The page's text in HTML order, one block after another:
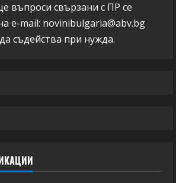
въпроси свързани с ПР се
e-mail: novinibulgaria@abv.bg
съдейства при нужда.